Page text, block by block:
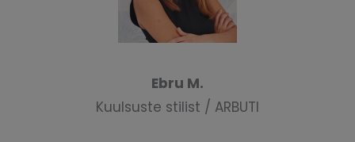
Ebru M.
Kuulsuste stilist / ARBUTI